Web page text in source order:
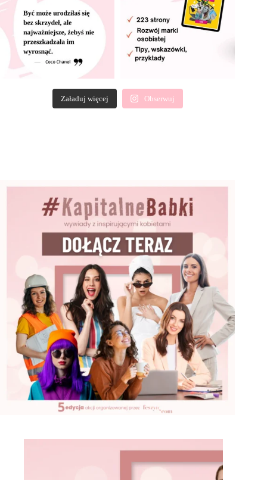
Załaduj więcej Obserwuj